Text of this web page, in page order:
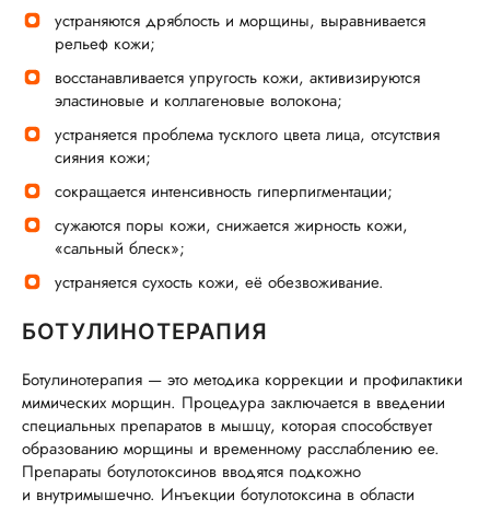
устраняются дряблость и морщины, выравнивается
рельеф кожи;
восстанавливается упругость кожи, активизируются
эластиновые и коллагеновые волокона;
устраняется проблема тусклого цвета лица, отсутствия
сияния кожи;
сокращается интенсивность гиперпигментации;
сужаются поры кожи, снижается жирность кожи,
«сальный блеск»;
устраняется cухость кожи, её обезвоживание.
БОТУЛИНОТЕРАПИЯ
Ботулинотерапия — это методика коррекции и профилактики
мимических морщин. Процедура заключается в введении
специальных препаратов в мышцу, которая способствует
образованию морщины и временному расслаблению ее.
Препараты ботулотоксинов вводятся подкожно
и внутримышечно. Инъекции ботулотоксина в области